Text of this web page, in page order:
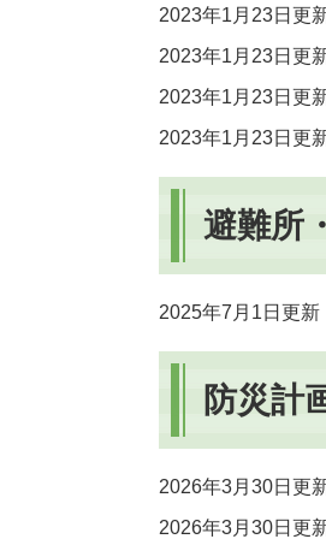
2023年1月23日更
2023年1月23日更
2023年1月23日更
2023年1月23日更
避難所
2025年7月1日更新
防災計
2026年3月30日更
2026年3月30日更